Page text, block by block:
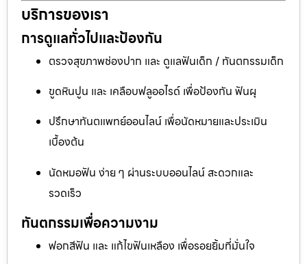
บริการของเรา
การดูแลทั่วไปและป้องกัน
ตรวจสุขภาพช่องปาก และ ดูแลฟันเด็ก / ทันตกรรมเด็ก
ขูดหินปูน และ เคลือบฟลูออไรด์ เพื่อป้องกัน ฟันผุ
ปรึกษาทันตแพทย์ออนไลน์ เพื่อนัดหมายและประเมิน
เบื้องต้น
นัดหมอฟัน ง่าย ๆ ผ่านระบบออนไลน์ สะดวกและ
รวดเร็ว
ทันตกรรมเพื่อความงาม
ฟอกสีฟัน และ แก้ไขฟันเหลือง เพื่อรอยยิ้มที่มั่นใจ